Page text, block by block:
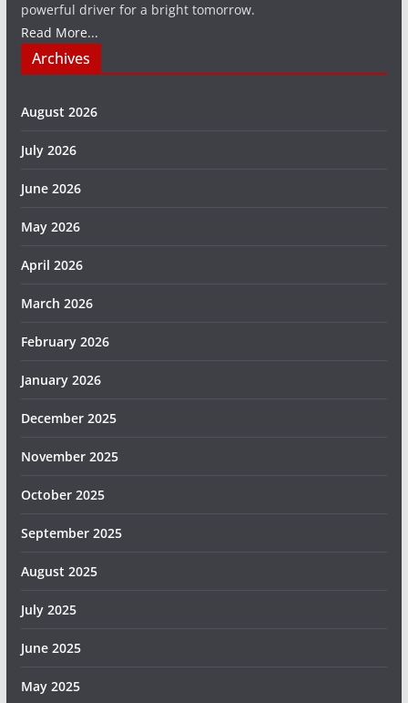
powerful driver for a bright tomorrow.
Read More...
Archives
August 2026
July 2026
June 2026
May 2026
April 2026
March 2026
February 2026
January 2026
December 2025
November 2025
October 2025
September 2025
August 2025
July 2025
June 2025
May 2025